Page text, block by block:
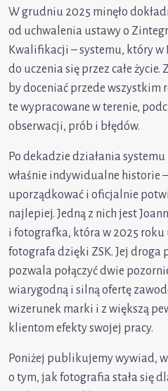
W grudniu 2025 minęło
od uchwalenia ustawy o
Kwalifikacji – systemu, który w
do uczenia się przez całe życie.
by doceniać przede wszystkim
te wypracowane w terenie,
obserwacji, prób i błędów.
Po dekadzie działania
właśnie indywidualne historie
uporządkować i oficjalnie
najlepiej. Jedną z nich jest
i fotografka, która w 2025 roku
fotografa dzięki ZSK. Jej droga
pozwala połączyć dwie
wiarygodną i silną ofertę
wizerunek marki i z większą
klientom efekty swojej pracy.
Poniżej publikujemy wywiad,
o tym, jak fotografia stała się